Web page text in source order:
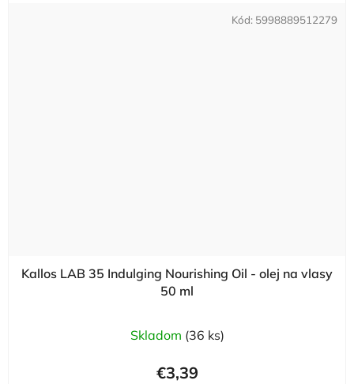
Kallos LAB 35 Indulging Nourishing Oil - olej na vlasy
50 ml
Skladom (36 ks)
€3,39
Kód: 5998889512279